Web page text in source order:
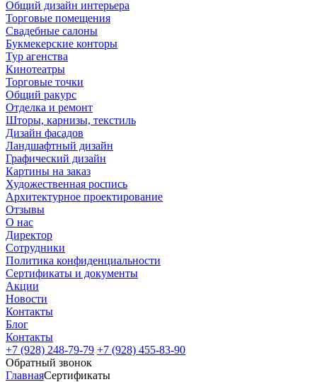
Общий дизайн интерьера
Торговые помещения
Свадебные салоны
Букмекерские конторы
Тур агенства
Кинотеатры
Торговые точки
Общий ракурс
Отделка и ремонт
Шторы, карнизы, текстиль
Дизайн фасадов
Ландшафтный дизайн
Графический дизайн
Картины на заказ
Художественная роспись
Архитектурное проектирование
Отзывы
О нас
Директор
Сотрудники
Политика конфиденциальности
Сертификаты и документы
Акции
Новости
Контакты
Блог
Контакты
+7 (928) 248-79-79 +7 (928) 455-83-90
Обратный звонок
ГлавнаяСертификаты